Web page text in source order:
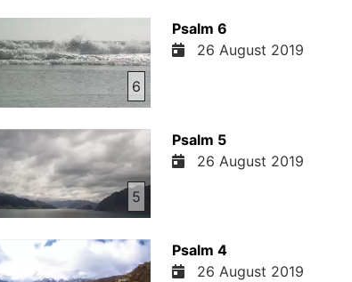
6
Psalm 6
26 August 2019
5
Psalm 5
26 August 2019
Psalm 4
26 August 2019